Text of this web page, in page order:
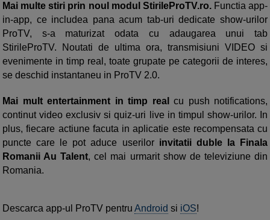
Mai multe stiri prin noul modul StirileProTV.ro.Functia app-
in-app, ce includea pana acum tab-uri dedicate show-urilor
ProTV, s-a maturizat odata cu adaugarea unui tab
StirileProTV. Noutati de ultima ora, transmisiuni VIDEO si
evenimente in timp real, toate grupate pe categorii de interes,
se deschid instantaneu in ProTV 2.0.
Mai mult entertainment in timp real
cu push notifications,
continut video exclusiv si quiz-uri live in timpul show-urilor. In
plus, fiecare actiune facuta in aplicatie este recompensata cu
puncte care le pot aduce userilor invitatii duble la Finala
Romanii Au Talent, cel mai urmarit show de televiziune din
Romania.
Descarca app-ul ProTV pentru Android si iOS!